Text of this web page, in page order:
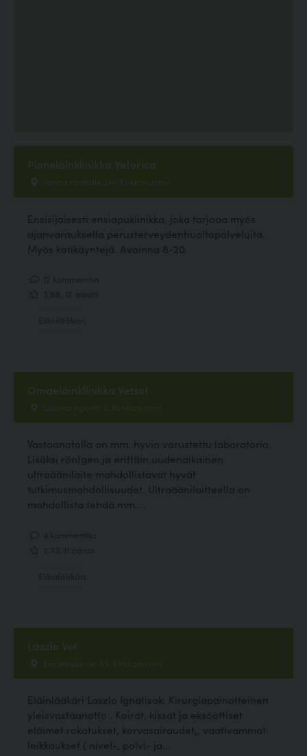
Pieneläinklinikka Veterica
Vanha rantatie 214, Kirkkonummi
Ensisijaisesti ensiapuklinikka, joka tarjoaa myös
ajanvarauksella perusterveydenhuoltopalveluita.
Myös kotikäyntejä. Avoinna 8-20
Omaeläinklinikka Vetset
Luostarinportti 2, Kirkkonummi
Vastaanotolla on mm. hyvin varustettu laboratorio.
Lisäksi röntgen ja erittäin uudenaikainen
ultraäänilaite mahdollistavat hyvät
tutkimusmahdollisuudet. Ultraäänilaitteella on
mahdollista tehdä mm....
Laszlo Vet
Eestinkyläntie 89, Kirkkonummi
Eläinlääkäri Laszlo Ignatisak. Kirurgiapainotteinen
yleisvastaanotto . Koirat, kissat ja eksoottiset
eläimet rokotukset, korvasairaudet,, vaativammat
leikkaukset ( nivel-, polvi- ja...